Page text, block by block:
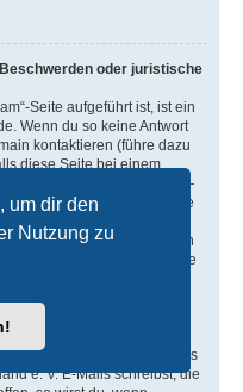
um dir den
Nutzung zu
oder juristische
Seite aufgeführt ist, ist ein
Wenn du so keine Antwort
kontaktieren (führe dazu
diese Seite bei einem
free.fr, funpic.de usw. liegt —
betreffenden Dienstes. Bitte
und phpBB Deutschland
auf die Benutzung oder den
und dafür in keiner Weise
können. Kontaktiere daher
selbst beziehen. Falls
e. V. E-Mails schreibst, die